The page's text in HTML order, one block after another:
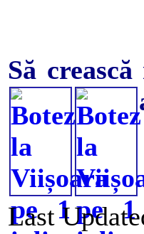
Să
Last